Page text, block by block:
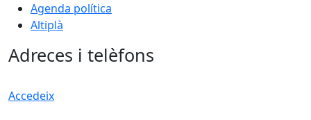
Agenda política
Altiplà
Adreces i telèfons
Accedeix